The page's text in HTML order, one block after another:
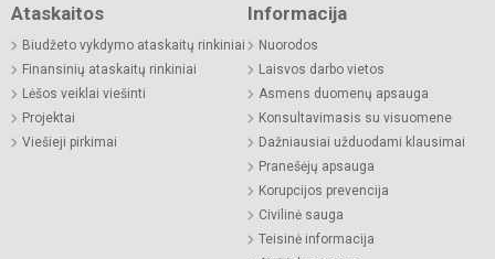
Ataskaitos
Biudžeto vykdymo ataskaitų rinkiniai
Finansinių ataskaitų rinkiniai
Lėšos veiklai viešinti
Projektai
Viešieji pirkimai
Informacija
Nuorodos
Laisvos darbo vietos
Asmens duomenų apsauga
Konsultavimasis su visuomene
Dažniausiai užduodami klausimai
Pranešėjų apsauga
Korupcijos prevencija
Civilinė sauga
Teisinė informacija